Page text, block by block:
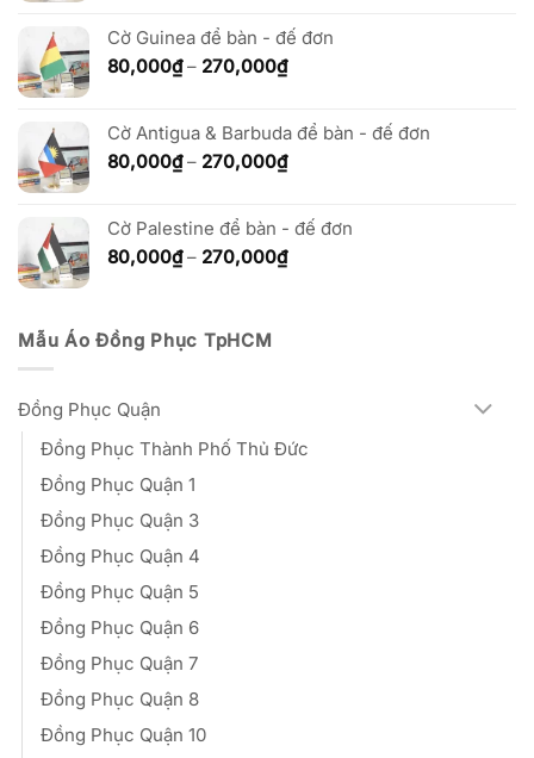
80,000₫
đến
270,000₫
Cờ Guinea để bàn - đế đơn
80,000₫ – 270,000₫Khoảng
80,000₫
đến
270,000₫
Cờ Antigua & Barbuda để bàn - đế đơn
80,000₫ – 270,000₫Khoảng
80,000₫
đến
270,000₫
Cờ Palestine để bàn - đế đơn
80,000₫ – 270,000₫Khoảng
Mẫu Áo Đồng Phục TpHCM
Đồng Phục Quận
Đồng Phục Thành Phố Thủ Đức
Đồng Phục Quận 1
Đồng Phục Quận 3
Đồng Phục Quận 4
Đồng Phục Quận 5
Đồng Phục Quận 6
Đồng Phục Quận 7
Đồng Phục Quận 8
Đồng Phục Quận 10